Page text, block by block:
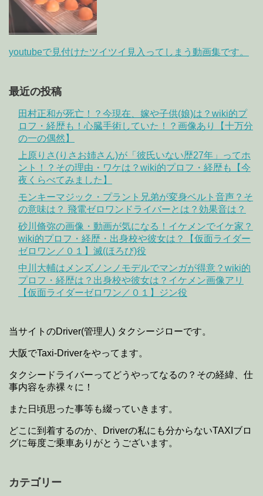
youtubeで見付けたツイツイ見入ってしまう動画集です。
最近の投稿
田村正和が死亡！？今現在、嫁や子供(娘)は？wiki的プ
ロフ・経歴も！心臓手術していた！？画像あり【十万分
の一の偶然】
上原りさ(りさお姉さん)が「彼氏いない歴27年」ってホ
ント！？その理由・ワケは？wiki的プロフ・経歴も【今
夜くらべてみました】
モンキーマジック・プラント兄弟が変身ベルト音声？そ
の意味は？ 飛電ゼロワンドライバーとは？効果音は？
砂川脩弥の画像・動画が気になる！イケメンでイケ家？
wiki的プロフ・経歴・出身校や彼女は？【仮面ライダー
ゼロワン／０１】滅(ほろび)役
中川大輔はメンズノンノモデルでマンガが得意？wiki的
プロフ・経歴は？出身校や彼女は？イケメン画像アリ
【仮面ライダーゼロワン／０１】ジン役
当サイトのDriver(管理人) タクシージローです。
大阪でTaxi-Driverをやってます。
タクシードライバーってどうやってなるの？その経緯、仕
事内容を赤裸々に！
また日頃思った事等も綴っていきます。
どこに到着するのか、Driverの私にも分からないTAXIブロ
グに毎度ご乗車ありがとうございます。
カテゴリー